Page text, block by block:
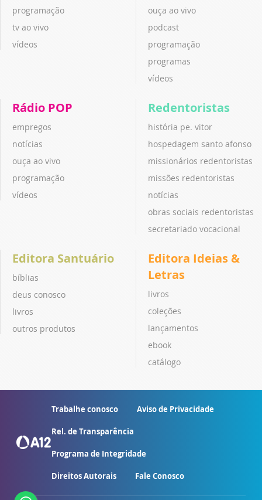
programação
tv ao vivo
vídeos
ouça ao vivo
podcast
programação
programas
vídeos
Rádio POP
empregos
notícias
ouça ao vivo
programação
vídeos
Redentoristas
história pe. vitor
hospedagem santo afonso
missionários redentoristas
missões redentoristas
notícias
obras sociais redentoristas
secretariado vocacional
Editora Santuário
bíblias
deus conosco
livros
outros produtos
Editora Ideias &
Letras
livros
coleções
lançamentos
ebook
catálogo
Trabalhe conosco Aviso de Privacidade
Rel. de Transparência
Programa de Integridade
Direitos Autorais Fale Conosco